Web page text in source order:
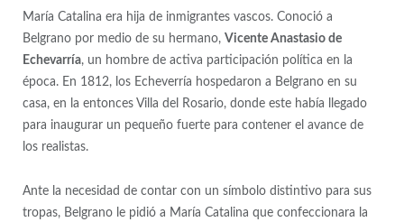
María Catalina era hija de inmigrantes vascos. Conoció a
Belgrano por medio de su hermano, Vicente Anastasio de
Echevarría, un hombre de activa participación política en la
época. En 1812, los Echeverría hospedaron a Belgrano en su
casa, en la entonces Villa del Rosario, donde este había llegado
para inaugurar un pequeño fuerte para contener el avance de
los realistas.
Ante la necesidad de contar con un símbolo distintivo para sus
tropas, Belgrano le pidió a María Catalina que confeccionara la